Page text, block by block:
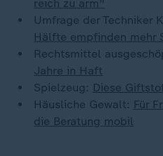
reich zu arm"
Umfrage der Techniker
Hälfte empfinden mehr
Rechtsmittel
Jahre in Haft
Spielzeug: Diese
Häusliche Gewalt: Für
die Beratung mobil